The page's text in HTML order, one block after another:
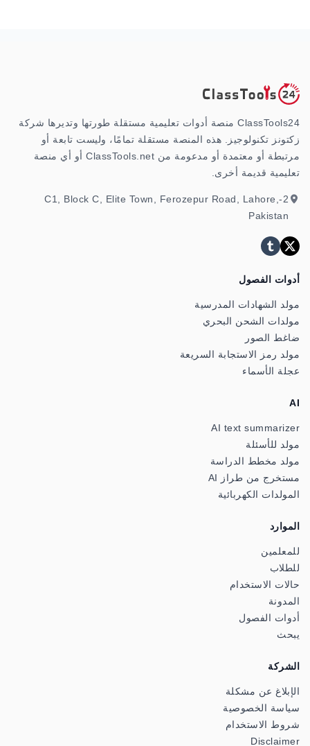
ClassTools24 منصة أدوات تعليمية مستقلة طورتها وتديرها شركة
زكتونز تكنولوجيز. هذه المنصة مستقلة تمامًا، وليست تابعة أو
مرتبطة أو معتمدة أو مدعومة من ClassTools.net أو أي منصة
تعليمية قديمة أخرى.
2-C1, Block C, Elite Town, Ferozepur Road, Lahore,
Pakistan
أدوات الفصول
مولد الشهادات المدرسية
مولدات الشحن البحري
ضاغط الصور
مولد رمز الاستجابة السريعة
عجلة الأسماء
AI
AI text summarizer
مولد للأسئلة
مولد مخطط الدراسة
مستخرج من طراز AI
المولدات الكهربائية
الموارد
للمعلمين
للطلاب
حالات الاستخدام
المدونة
أدوات الفصول
يبحث
الشركة
الإبلاغ عن مشكلة
سياسة الخصوصية
شروط الاستخدام
Disclaimer